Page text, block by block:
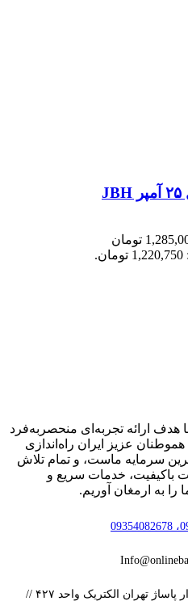
قیمت اصلی: 1,285,000 تومان
هدف ارائه تجربه‌ای منحصربه‌فرد
هموطنان عزیز ایران راه‌اندازی
سرمایه ماست، و تمام تلاش
باکیفیت، خدمات سریع و
به ارمغان آوریم.
آدرس دفتر: تهران لاله زار پاساژ تهران الکتریک واحد ۴۲۷ //